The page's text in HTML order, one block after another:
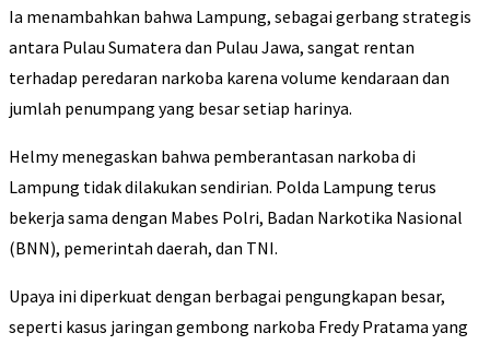
Ia menambahkan bahwa Lampung, sebagai gerbang strategis
antara Pulau Sumatera dan Pulau Jawa, sangat rentan
terhadap peredaran narkoba karena volume kendaraan dan
jumlah penumpang yang besar setiap harinya.
Helmy menegaskan bahwa pemberantasan narkoba di
Lampung tidak dilakukan sendirian. Polda Lampung terus
bekerja sama dengan Mabes Polri, Badan Narkotika Nasional
(BNN), pemerintah daerah, dan TNI.
Upaya ini diperkuat dengan berbagai pengungkapan besar,
seperti kasus jaringan gembong narkoba Fredy Pratama yang